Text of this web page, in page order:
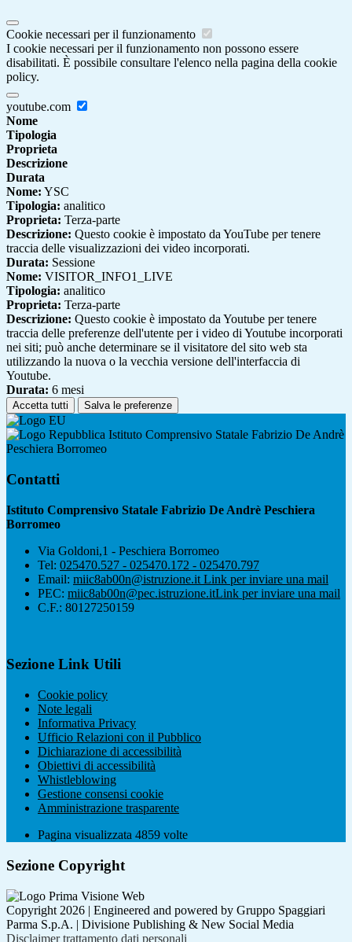
Cookie necessari per il funzionamento
I cookie necessari per il funzionamento non possono essere
disabilitati. È possibile consultare l'elenco nella pagina della cookie
policy.
youtube.com
Nome
Tipologia
Proprieta
Descrizione
Durata
Nome: YSC
Tipologia: analitico
Proprieta: Terza-parte
Descrizione: Questo cookie è impostato da YouTube per tenere
traccia delle visualizzazioni dei video incorporati.
Durata: Sessione
Nome: VISITOR_INFO1_LIVE
Tipologia: analitico
Proprieta: Terza-parte
Descrizione: Questo cookie è impostato da Youtube per tenere
traccia delle preferenze dell'utente per i video di Youtube incorporati
nei siti; può anche determinare se il visitatore del sito web sta
utilizzando la nuova o la vecchia versione dell'interfaccia di
Youtube.
Durata: 6 mesi
Accetta tutti Salva le preferenze
Istituto Comprensivo Statale Fabrizio De Andrè
Peschiera Borromeo
Contatti
Istituto Comprensivo Statale Fabrizio De Andrè Peschiera
Borromeo
Via Goldoni,1 - Peschiera Borromeo
Tel: 025470.527 - 025470.172 - 025470.797
Email: miic8ab00n@istruzione.it Link per inviare una mail
PEC: miic8ab00n@pec.istruzione.itLink per inviare una mail
C.F.: 80127250159
Sezione Link Utili
Cookie policy
Note legali
Informativa Privacy
Ufficio Relazioni con il Pubblico
Dichiarazione di accessibilità
Obiettivi di accessibilità
Whistleblowing
Gestione consensi cookie
Amministrazione trasparente
Pagina visualizzata 4859 volte
Sezione Copyright
Copyright 2026 | Engineered and powered by Gruppo Spaggiari
Parma S.p.A. | Divisione Publishing & New Social Media
Disclaimer trattamento dati personali